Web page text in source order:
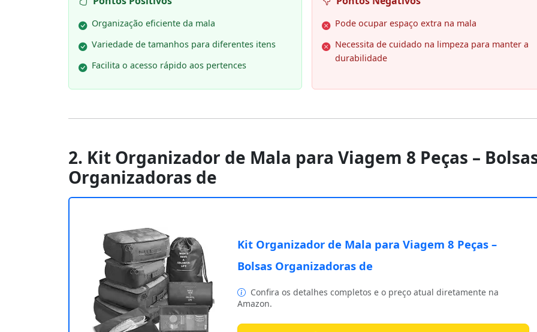
Organização eficiente da mala
Variedade de tamanhos para diferentes itens
Facilita o acesso rápido aos pertences
Pode ocupar espaço extra na mala
Necessita de cuidado na limpeza para manter a
durabilidade
2. Kit Organizador de Mala para Viagem 8 Peças –
Organizadoras de
Kit Organizador de Mala para Viagem 8 Peças –
Bolsas Organizadoras de
Confira os detalhes completos e o preço atual diretamente na
Amazon.